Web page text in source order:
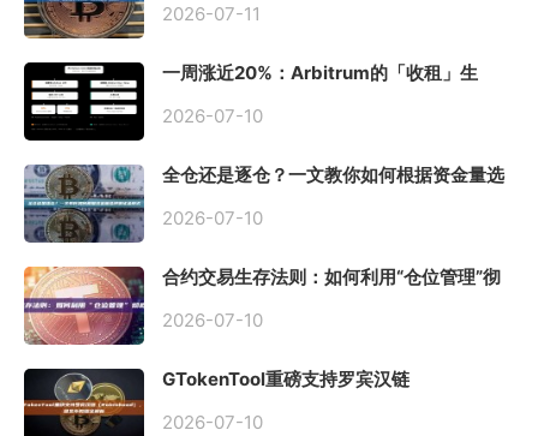
2026-07-11
一周涨近20%：Arbitrum的「收租」生
2026-07-10
全仓还是逐仓？一文教你如何根据资金量选
2026-07-10
合约交易生存法则：如何利用“仓位管理”彻
2026-07-10
GTokenTool重磅支持罗宾汉链
2026-07-10